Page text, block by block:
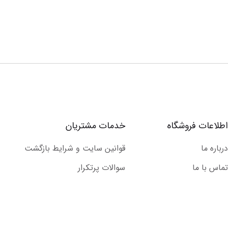
اطلاعات فروشگاه
درباره ما
تماس با ما
خدمات مشتریان
قوانین سایت و شرایط بازگشت
سوالات پرتکرار